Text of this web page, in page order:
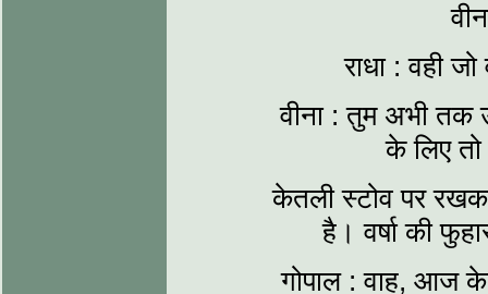
राधा : वही
वीना : तुम अभी तक
के लिए
केतली स्टोव पर
है। वर्षा की
गोपाल : वाह, आज